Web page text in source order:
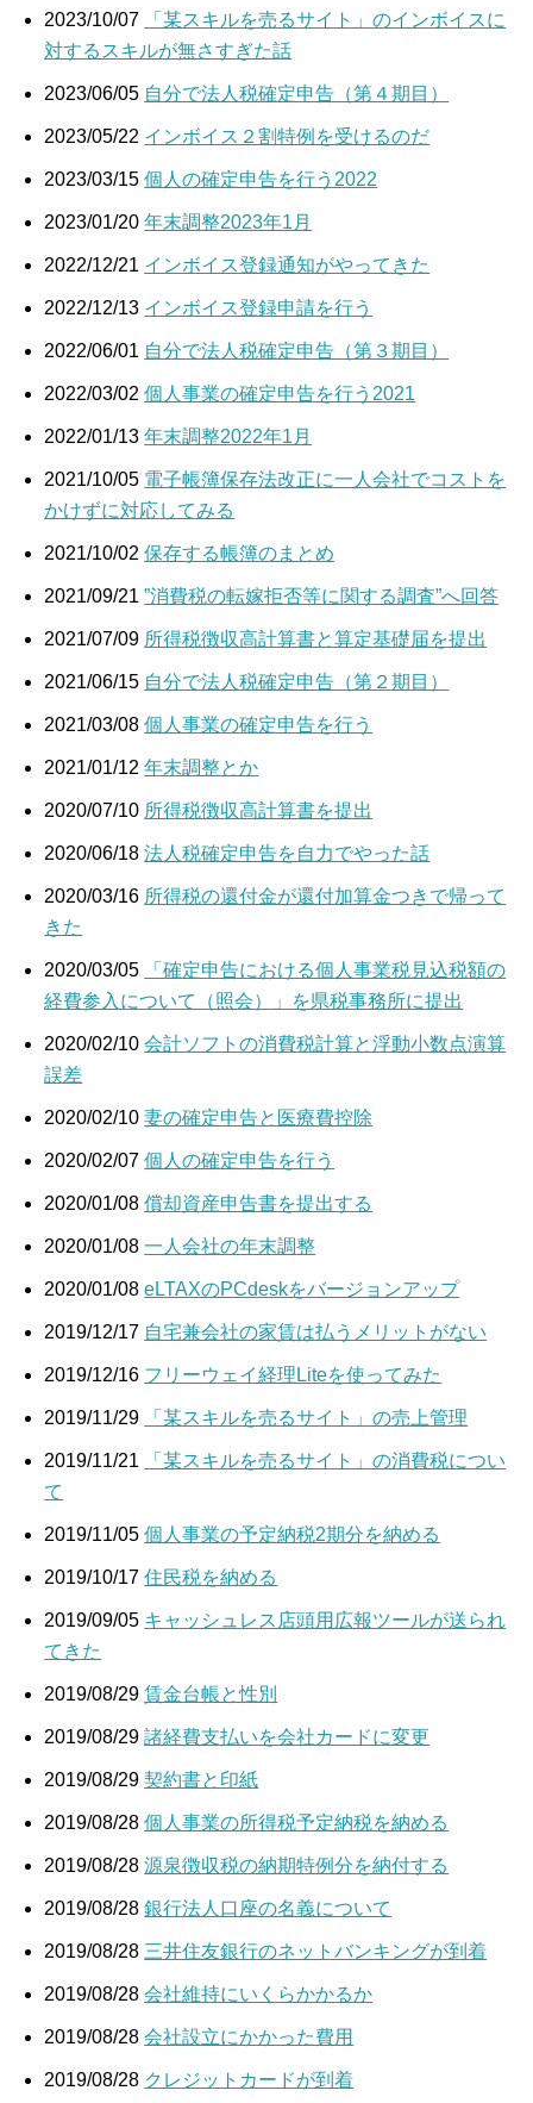
2023/10/07
「某スキルを売るサイト」のインボイスに
対するスキルが無さすぎた話
2023/06/05 自分で法人税確定申告（第４期目）
2023/05/22 インボイス２割特例を受けるのだ
2023/03/15個人の確定申告を行う2022
2023/01/20年末調整2023年1月
2022/12/21 インボイス登録通知がやってきた
2022/12/13 インボイス登録申請を行う
2022/06/01 自分で法人税確定申告（第３期目）
2022/03/02個人事業の確定申告を行う2021
2022/01/13年末調整2022年1月
2021/10/05 電子帳簿保存法改正に一人会社でコストを
かけずに対応してみる
2021/10/02保存する帳簿のまとめ
2021/09/21”消費税の転嫁拒否等に関する調査”へ回答
2021/07/09 所得税徴収高計算書と算定基礎届を提出
2021/06/15 自分で法人税確定申告（第２期目）
2021/03/08個人事業の確定申告を行う
2021/01/12年末調整とか
2020/07/10 所得税徴収高計算書を提出
2020/06/18法人税確定申告を自力でやった話
2020/03/16 所得税の還付金が還付加算金つきで帰って
きた
2020/03/05
「確定申告における個人事業税見込税額の
経費参入について（照会）」を県税事務所に提出
2020/02/10会計ソフトの消費税計算と浮動小数点演算
誤差
2020/02/10妻の確定申告と医療費控除
2020/02/07個人の確定申告を行う
2020/01/08償却資産申告書を提出する
2020/01/08一人会社の年末調整
2020/01/08eLTAXのPCdeskをバージョンアップ
2019/12/17 自宅兼会社の家賃は払うメリットがない
2019/12/16 フリーウェイ経理Liteを使ってみた
2019/11/29 「某スキルを売るサイト」の売上管理
2019/11/21
「某スキルを売るサイト」の消費税につい
て
2019/11/05個人事業の予定納税2期分を納める
2019/10/17住民税を納める
2019/09/05 キャッシュレス店頭用広報ツールが送られ
てきた
2019/08/29賃金台帳と性別
2019/08/29諸経費支払いを会社カードに変更
2019/08/29契約書と印紙
2019/08/28個人事業の所得税予定納税を納める
2019/08/28源泉徴収税の納期特例分を納付する
2019/08/28銀行法人口座の名義について
2019/08/28 三井住友銀行のネットバンキングが到着
2019/08/28会社維持にいくらかかるか
2019/08/28会社設立にかかった費用
2019/08/28 クレジットカードが到着